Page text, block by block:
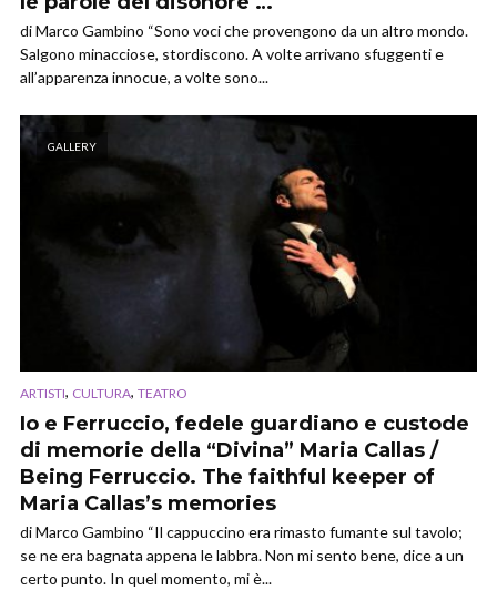
di Marco Gambino “Sono voci che provengono da un altro mondo.
Salgono minacciose, stordiscono. A volte arrivano sfuggenti e
all’apparenza innocue, a volte sono...
GALLERY
ARTISTI, CULTURA, TEATRO
Io e Ferruccio, fedele guardiano e custode
di memorie della “Divina” Maria Callas /
Being Ferruccio. The faithful keeper of
Maria Callas’s memories
di Marco Gambino “Il cappuccino era rimasto fumante sul tavolo;
se ne era bagnata appena le labbra. Non mi sento bene, dice a un
certo punto. In quel momento, mi è...